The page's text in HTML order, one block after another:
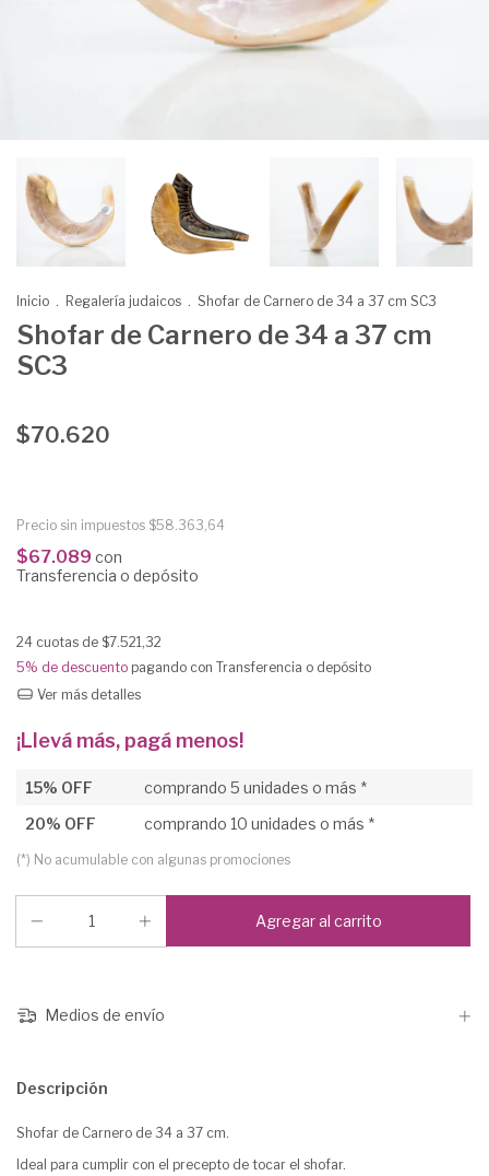
Inicio . Regalería judaicos . Shofar de Carnero de 34 a 37 cm SC3
Shofar de Carnero de 34 a 37 cm
SC3
$70.620
Precio sin impuestos $58.363,64
$67.089 con
Transferencia o depósito
24 cuotas de $7.521,32
5% de descuento pagando con Transferencia o depósito
Ver más detalles
¡Llevá más, pagá menos!
15% OFF
comprando 5 unidades o más *
20% OFF
comprando 10 unidades o más *
(*) No acumulable con algunas promociones
Medios de envío
Descripción
Shofar de Carnero de 34 a 37 cm.
Ideal para cumplir con el precepto de tocar el shofar.